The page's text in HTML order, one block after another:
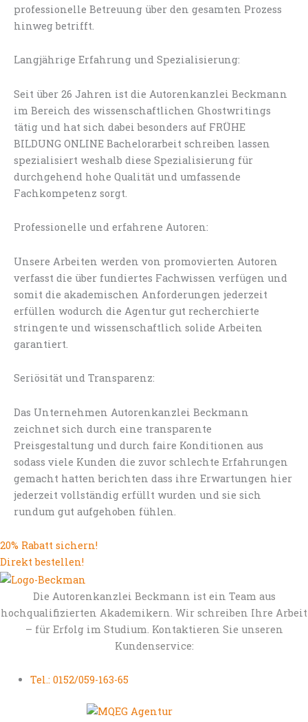
professionelle Betreuung über den gesamten Prozess
hinweg betrifft.
Langjährige Erfahrung und Spezialisierung:
Seit über 26 Jahren ist die Autorenkanzlei Beckmann
im Bereich des wissenschaftlichen Ghostwritings
tätig und hat sich dabei besonders auf FRÜHE
BILDUNG ONLINE Bachelorarbeit schreiben lassen
spezialisiert weshalb diese Spezialisierung für
durchgehend hohe Qualität und umfassende
Fachkompetenz sorgt.
Professionelle und erfahrene Autoren:
Unsere Arbeiten werden von promovierten Autoren
verfasst die über fundiertes Fachwissen verfügen und
somit die akademischen Anforderungen jederzeit
erfüllen wodurch die Agentur gut recherchierte
stringente und wissenschaftlich solide Arbeiten
garantiert.
Seriösität und Transparenz:
Das Unternehmen Autorenkanzlei Beckmann
zeichnet sich durch eine transparente
Preisgestaltung und durch faire Konditionen aus
sodass viele Kunden die zuvor schlechte Erfahrungen
gemacht hatten berichten dass ihre Erwartungen hier
jederzeit vollständig erfüllt wurden und sie sich
rundum gut aufgehoben fühlen.
20% Rabatt sichern!
Direkt bestellen!
Die Autorenkanzlei Beckmann ist ein Team aus
hochqualifizierten Akademikern. Wir schreiben Ihre Arbeit
– für Erfolg im Studium. Kontaktieren Sie unseren
Kundenservice:
Tel.: 0152/059-163-65